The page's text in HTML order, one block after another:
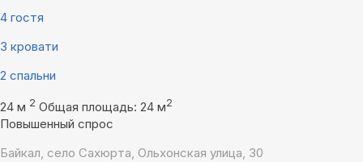
4 гостя
3 кровати
2 спальни
24 м 2 Общая площадь: 24 м2
Повышенный спрос
Байкал, село Сахюрта, Ольхонская улица, 30